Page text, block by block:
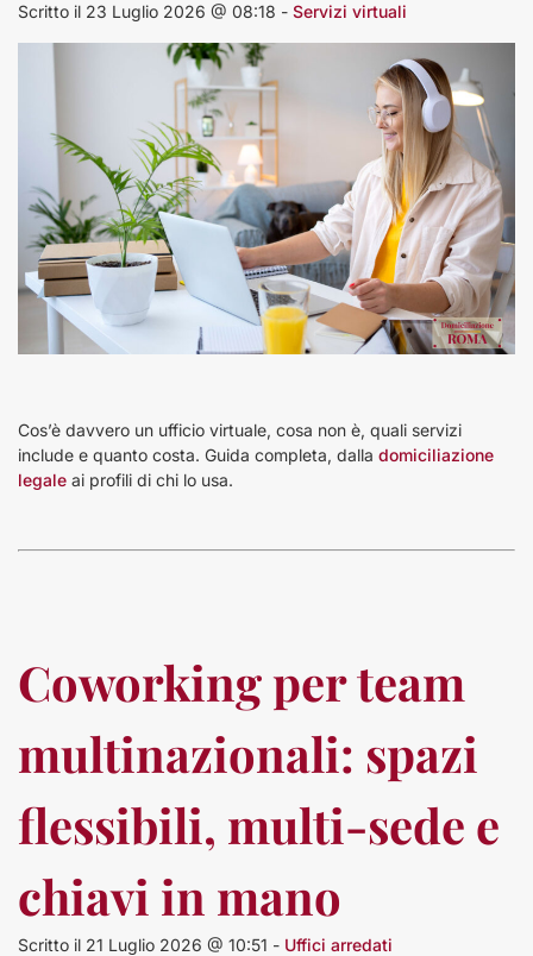
Scritto il 23 Luglio 2026 @ 08:18 - Servizi virtuali
Cos’è davvero un ufficio virtuale, cosa non è, quali servizi
include e quanto costa. Guida completa, dalla domiciliazione
legale ai profili di chi lo usa.
Coworking per team
multinazionali: spazi
flessibili, multi-sede e
chiavi in mano
Scritto il 21 Luglio 2026 @ 10:51 - Uffici arredati